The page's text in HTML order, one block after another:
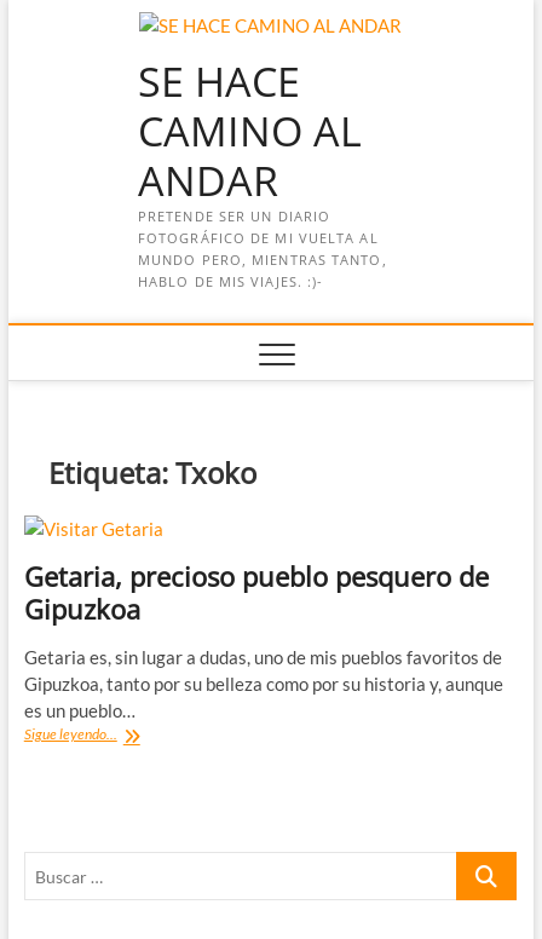
SE HACE
CAMINO AL
ANDAR
PRETENDE SER UN DIARIO
FOTOGRÁFICO DE MI VUELTA AL
MUNDO PERO, MIENTRAS TANTO,
HABLO DE MIS VIAJES. :)-
Etiqueta:Txoko
Getaria, precioso pueblo pesquero de
Gipuzkoa
Getaria es, sin lugar a dudas, uno de mis pueblos favoritos de
Gipuzkoa, tanto por su belleza como por su historia y, aunque
es un pueblo…
Sigue leyendo... Getaria,
Buscar